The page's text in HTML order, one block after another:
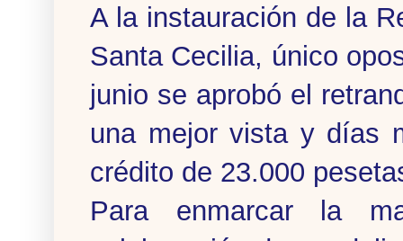
A la instauración de la
Santa Cecilia, único
junio se aprobó el
una mejor vista y días
crédito de 23.000
Para enmarcar la